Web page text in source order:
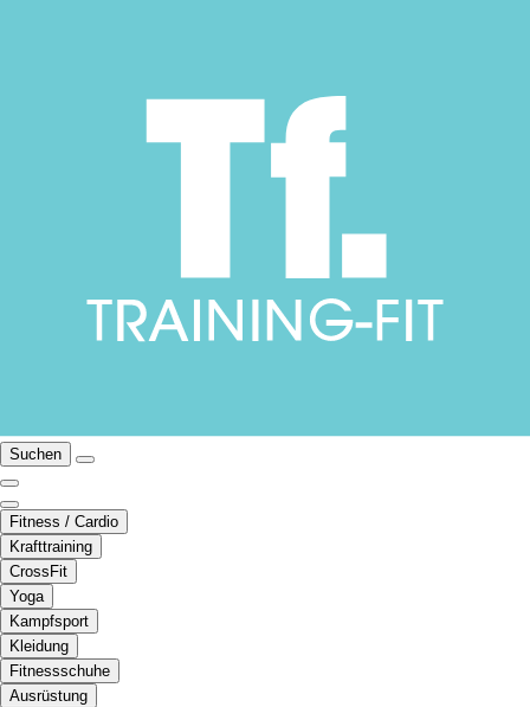
Suchen
Fitness / Cardio
Krafttraining
CrossFit
Yoga
Kampfsport
Kleidung
Fitnessschuhe
Ausrüstung